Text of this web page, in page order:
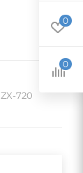
ZX-720
0
0